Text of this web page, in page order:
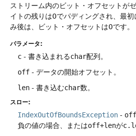
ストリーム内のビット・オフセットが
イトの残りは0でパディングされ、最初
み後は、ビット・オフセットは0です。
パラメータ:
c - 書き込まれるchar配列。
off - データの開始オフセット。
len - 書き込むchar数。
スロー:
IndexOutOfBoundsException - off
負の値の場合、またはoff+lenが